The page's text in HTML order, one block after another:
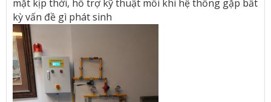
mặt kịp thời, hỗ trợ kỹ thuật mỗi khi hệ thống gặp bất
kỳ vấn đề gì phát sinh